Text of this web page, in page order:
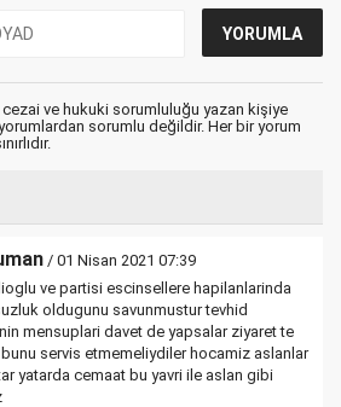
cezai ve hukuki sorumluluğu yazan kişiye
sorumlu değildir. Her bir yorum
/ 01 Nisan 2021 07:39
ve partisi escinsellere hapilanlarinda
oldugunu savunmustur tevhid
mensuplari davet de yapsalar ziyaret te
servis etmemeliydiler hocamiz aslanlar
yatarda cemaat bu yavri ile aslan gibi